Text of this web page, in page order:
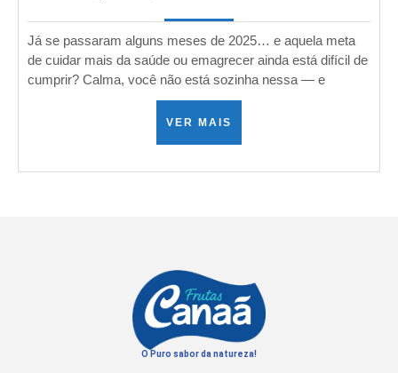
Já se passaram alguns meses de 2025… e aquela meta
de cuidar mais da saúde ou emagrecer ainda está difícil de
cumprir? Calma, você não está sozinha nessa — e
VER MAIS
O Puro sabor da natureza!